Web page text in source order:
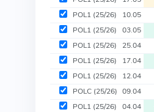
POL1 (25/26) 10.05
POL1 (25/26) 03.05
POL1 (25/26) 25.04
POL1 (25/26) 17.04
POL1 (25/26) 12.04
POLC (25/26) 09.04
POL1 (25/26) 04.04